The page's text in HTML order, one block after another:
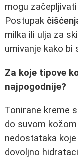
mogu
Postupak
milka ili ulja za
umivanje kako
Za koje tipove
najpogodnije?
Tonirane kreme
do suvom
nedostataka
dovoljno